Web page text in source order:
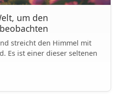
um den
streicht den Himmel mit
Es ist einer dieser seltenen